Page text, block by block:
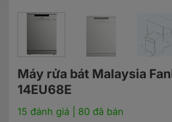
Máy rửa bát Malaysia
14EU68E
15 đánh giá | 80 đã bán